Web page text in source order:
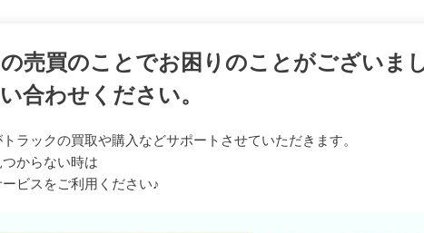
売買のことでお困りのことがございまし
合わせください。
ラックの買取や購入などサポートさせていただきます。
からない時は
ビスをご利用ください♪